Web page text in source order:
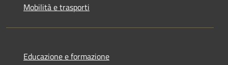
Mobilità e trasporti
Educazione e formazione